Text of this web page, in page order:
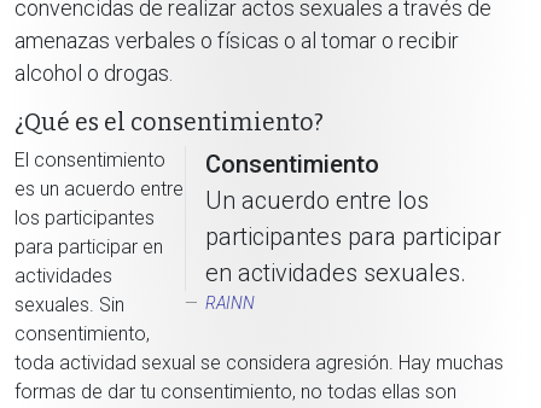
convencidas de realizar actos sexuales a través de
amenazas verbales o físicas o al tomar o recibir
alcohol o drogas.
¿Qué es el consentimiento?
Consentimiento
Un acuerdo entre los
participantes para participar
en actividades sexuales.
RAINN
El consentimiento
es un acuerdo entre
los participantes
para participar en
actividades
sexuales. Sin
consentimiento,
toda actividad sexual se considera agresión. Hay muchas
formas de dar tu consentimiento, no todas ellas son